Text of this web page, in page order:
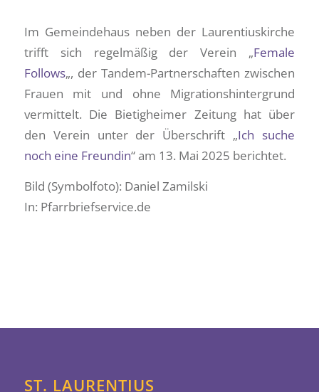
Im Gemeindehaus neben der Laurentiuskirche
trifft sich regelmäßig der Verein „Female
Follows„, der Tandem-Partnerschaften zwischen
Frauen mit und ohne Migrationshintergrund
vermittelt. Die Bietigheimer Zeitung hat über
den Verein unter der Überschrift „Ich suche
noch eine Freundin“ am 13. Mai 2025 berichtet.
Bild (Symbolfoto): Daniel Zamilski
In: Pfarrbriefservice.de
ST. LAURENTIUS